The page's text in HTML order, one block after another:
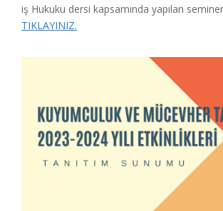
iş Hukuku dersi kapsamında yapılan
TIKLAYINIZ.